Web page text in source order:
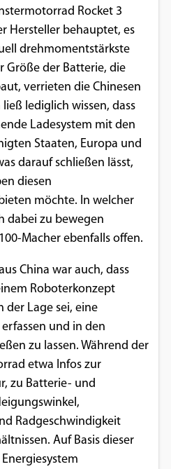
Rocket 3
Hersteller behauptet, es
drehmomentstärkste
Größe der Batterie, die
verrieten die Chinesen
lediglich wissen, dass
Ladesystem mit den
Staaten, Europa und
darauf schließen lässt,
diesen
möchte. In welcher
dabei zu bewegen
Macher ebenfalls offen.
China war auch, dass
Roboterkonzept
der Lage sei, eine
und in den
zu lassen. Während der
etwa Infos zur
zu Batterie- und
Radgeschwindigkeit
Auf Basis dieser